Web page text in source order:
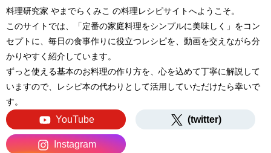
料理研究家 やまでらくみこ の料理レシピサイトへようこそ。
このサイトでは、「定番の家庭料理をシンプルに美味しく」をコン
セプトに、毎日の食事作りに役立つレシピを、動画を交えながら分
かりやすく紹介しています。
ずっと使える基本のお料理の作り方を、心を込めて丁寧に解説して
いますので、レシピ本の代わりとして活用していただけたら幸いで
す。
YouTube (twitter)
Instagram